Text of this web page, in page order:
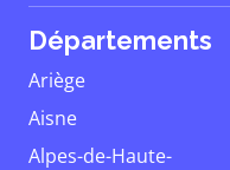
Départements
Ariège
Aisne
Alpes-de-Haute-